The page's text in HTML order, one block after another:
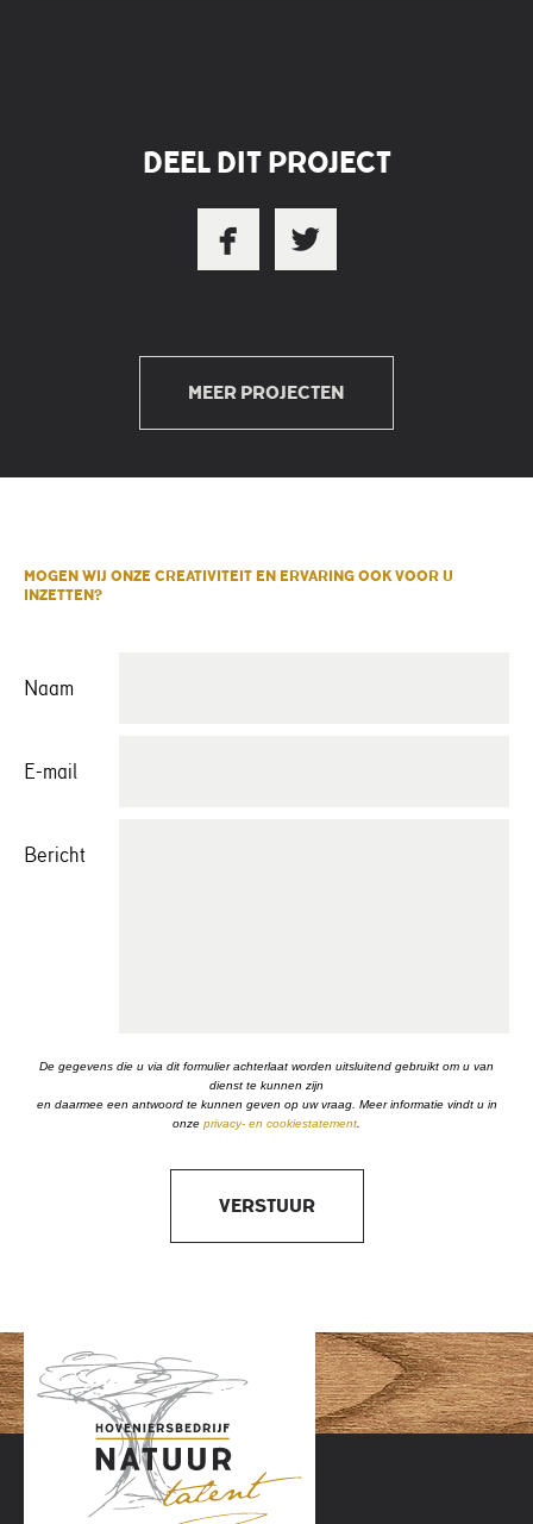
DEEL DIT PROJECT
 
MEER PROJECTEN
MOGEN WIJ ONZE CREATIVITEIT EN ERVARING OOK VOOR U
INZETTEN?
Naam
E-mail
Bericht
De gegevens die u via dit formulier achterlaat worden uitsluitend gebruikt om u van
dienst te kunnen zijn
en daarmee een antwoord te kunnen geven op uw vraag. Meer informatie vindt u in
onze privacy- en cookiestatement.
VERSTUUR